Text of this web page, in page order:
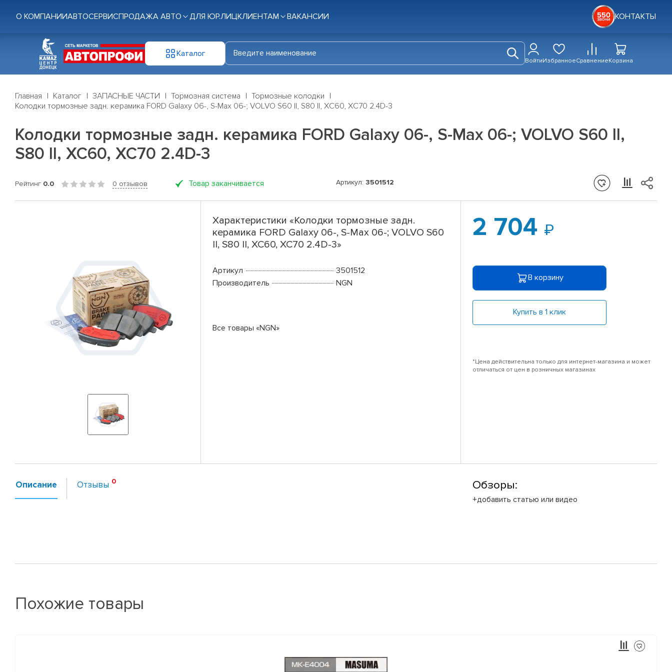
О КОМПАНИИАВТОСЕРВИСПРОДАЖА АВТО ДЛЯ ЮР.ЛИЦКЛИЕНТАМ ВАКАНСИИ КОНТАКТЫ
Каталог
ВойтиИзбранноеСравнениеКорзина
Главная Каталог ЗАПАСНЫЕ ЧАСТИ Тормозная система
Тормозные колодки
Колодки тормозные задн. керамика FORD Galaxy 06-, S-Max 06-; VOLVO S60 II, S80 II, XC60, XC70 2.4D-3
Колодки тормозные задн. керамика FORD Galaxy 06-, S-Max 06-; VOLVO S60 II,
S80 II, XC60, XC70 2.4D-3
Рейтинг 0.0 0 отзывов Товар заканчивается Артикул: 3501512
Характеристики «Колодки тормозные задн.
керамика FORD Galaxy 06-, S-Max 06-; VOLVO S60
II, S80 II, XC60, XC70 2.4D-3»
Артикул
3501512
Производитель
NGN
Все товары «NGN»
2 704
В корзину
Купить в 1 клик
*Цена действительна только для интернет-магазина и может
отличаться от цен в розничных магазинах
Описание Отзывы Обзоры:
+добавить статью или видео
Похожие товары